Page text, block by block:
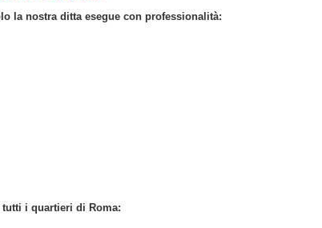
la nostra ditta esegue con professionalità:
tutti i quartieri di Roma: